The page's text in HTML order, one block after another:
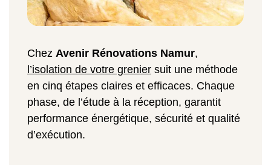
Chez Avenir Rénovations Namur,
l’isolation de votre grenier suit une méthode
en cinq étapes claires et efficaces. Chaque
phase, de l’étude à la réception, garantit
performance énergétique, sécurité et qualité
d’exécution.